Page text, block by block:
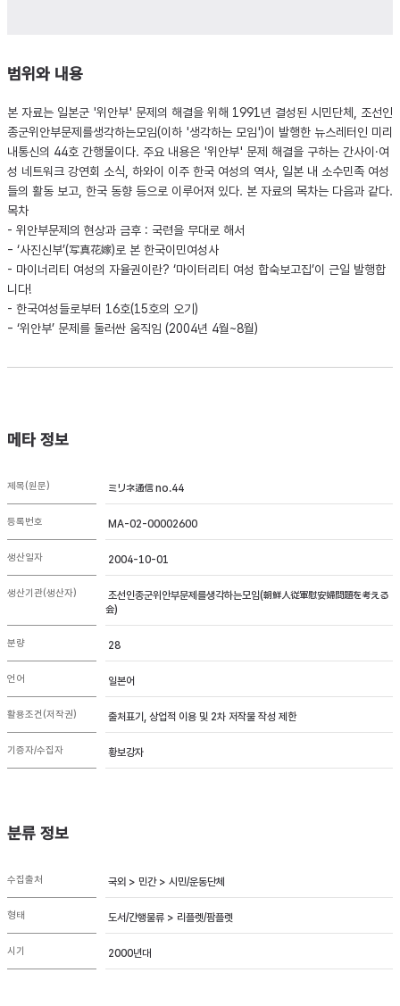
범위와 내용
본 자료는 일본군 '위안부' 문제의 해결을 위해 1991년 결성된 시민단체, 조선인
종군위안부문제를생각하는모임(이하 '생각하는 모임')이 발행한 뉴스레터인 미리
내통신의 44호 간행물이다. 주요 내용은 '위안부' 문제 해결을 구하는 간사이·여
성 네트워크 강연회 소식, 하와이 이주 한국 여성의 역사, 일본 내 소수민족 여성
들의 활동 보고, 한국 동향 등으로 이루어져 있다. 본 자료의 목차는 다음과 같다.
목차
- 위안부문제의 현상과 금후 : 국련을 무대로 해서
- ‘사진신부’(写真花嫁)로 본 한국이민여성사
- 마이너리티 여성의 자율권이란? ‘마이터리티 여성 합숙보고집’이 근일 발행합
니다!
- 한국여성들로부터 16호(15호의 오기)
- ‘위안부’ 문제를 둘러싼 움직임 (2004년 4월~8월)
메타 정보
제목(원문) ミリネ通信 no.44
등록번호 MA-02-00002600
생산일자 2004-10-01
생산기관(생산자)
조선인종군위안부문제를생각하는모임(朝鮮人従軍慰安婦問題を考える
会)
분량 28
언어 일본어
활용조건(저작권) 출처표기, 상업적 이용 및 2차 저작물 작성 제한
기증자/수집자 황보강자
분류 정보
수집출처 국외 > 민간 > 시민/운동단체
형태 도서/간행물류 > 리플렛/팜플렛
시기 2000년대